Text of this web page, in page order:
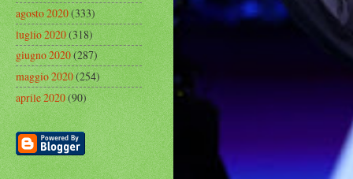
agosto 2020(333)
luglio 2020(318)
giugno 2020(287)
maggio 2020(254)
aprile 2020(90)